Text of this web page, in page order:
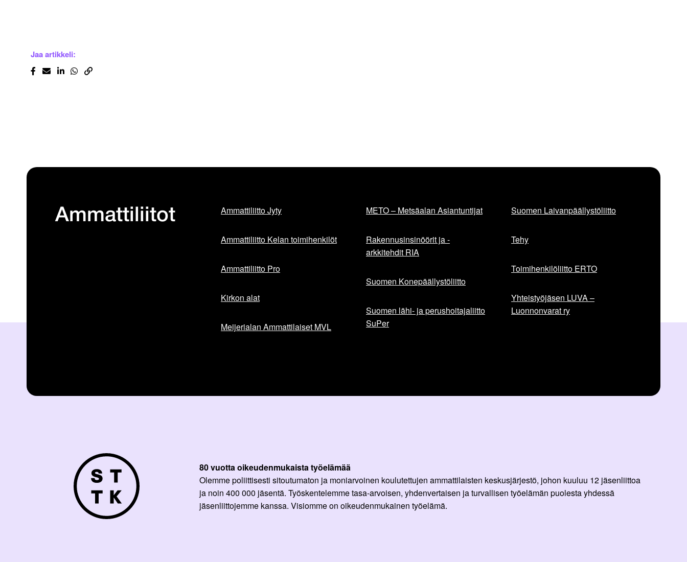
Jaa artikkeli:
Ammattiliitot Ammattiliitto Jyty
Ammattiliitto Kelan toimihenkilöt
Ammattiliitto Pro
Kirkon alat
Meijerialan Ammattilaiset MVL
METO – Metsäalan Asiantuntijat
Rakennusinsinöörit ja -
arkkitehdit RIA
Suomen Konepäällystöliitto
Suomen lähi- ja perushoitajaliitto
SuPer
Suomen Laivanpäällystöliitto
Tehy
Toimihenkilöliitto ERTO
Yhteistyöjäsen LUVA –
Luonnonvarat ry
80 vuotta oikeudenmukaista työelämää
Olemme poliittisesti sitoutumaton ja moniarvoinen koulutettujen ammattilaisten keskusjärjestö, johon kuuluu 12 jäsenliittoa
ja noin 400 000 jäsentä. Työskentelemme tasa-arvoisen, yhdenvertaisen ja turvallisen työelämän puolesta yhdessä
jäsenliittojemme kanssa. Visiomme on oikeudenmukainen työelämä.